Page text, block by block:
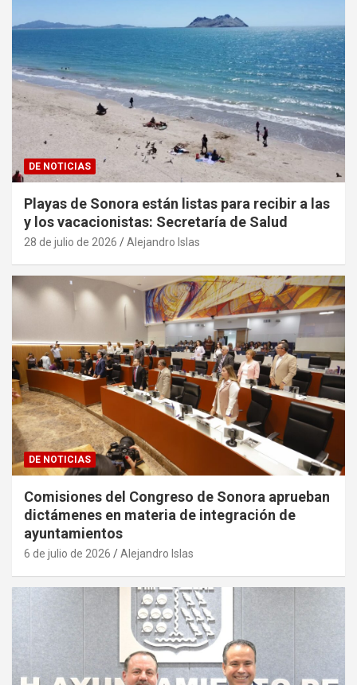
DE NOTICIAS
Playas de Sonora están listas para recibir a las
y los vacacionistas: Secretaría de Salud
28 de julio de 2026 Alejandro Islas
DE NOTICIAS
Comisiones del Congreso de Sonora aprueban
dictámenes en materia de integración de
ayuntamientos
6 de julio de 2026 Alejandro Islas